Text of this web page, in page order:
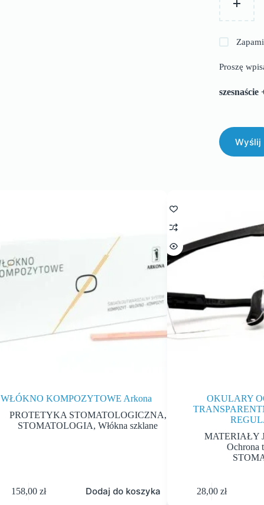
Proszę
szesnaście
Wyślij
WŁÓKNO KOMPOZYTOWE Arkona
PROTETYKA STOMATOLOGICZNA,
STOMATOLOGIA,Włókna szklane
158,00zł Dodaj do koszyka
OKULARY
MATERIAŁY
Ochrona
28,00 zł